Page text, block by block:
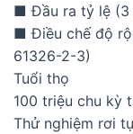
■ Đầu ra tỷ lệ (3
■ Điều chế độ
61326-2-3)
Tuổi thọ
100 triệu chu kỳ
Thử nghiệm rơi